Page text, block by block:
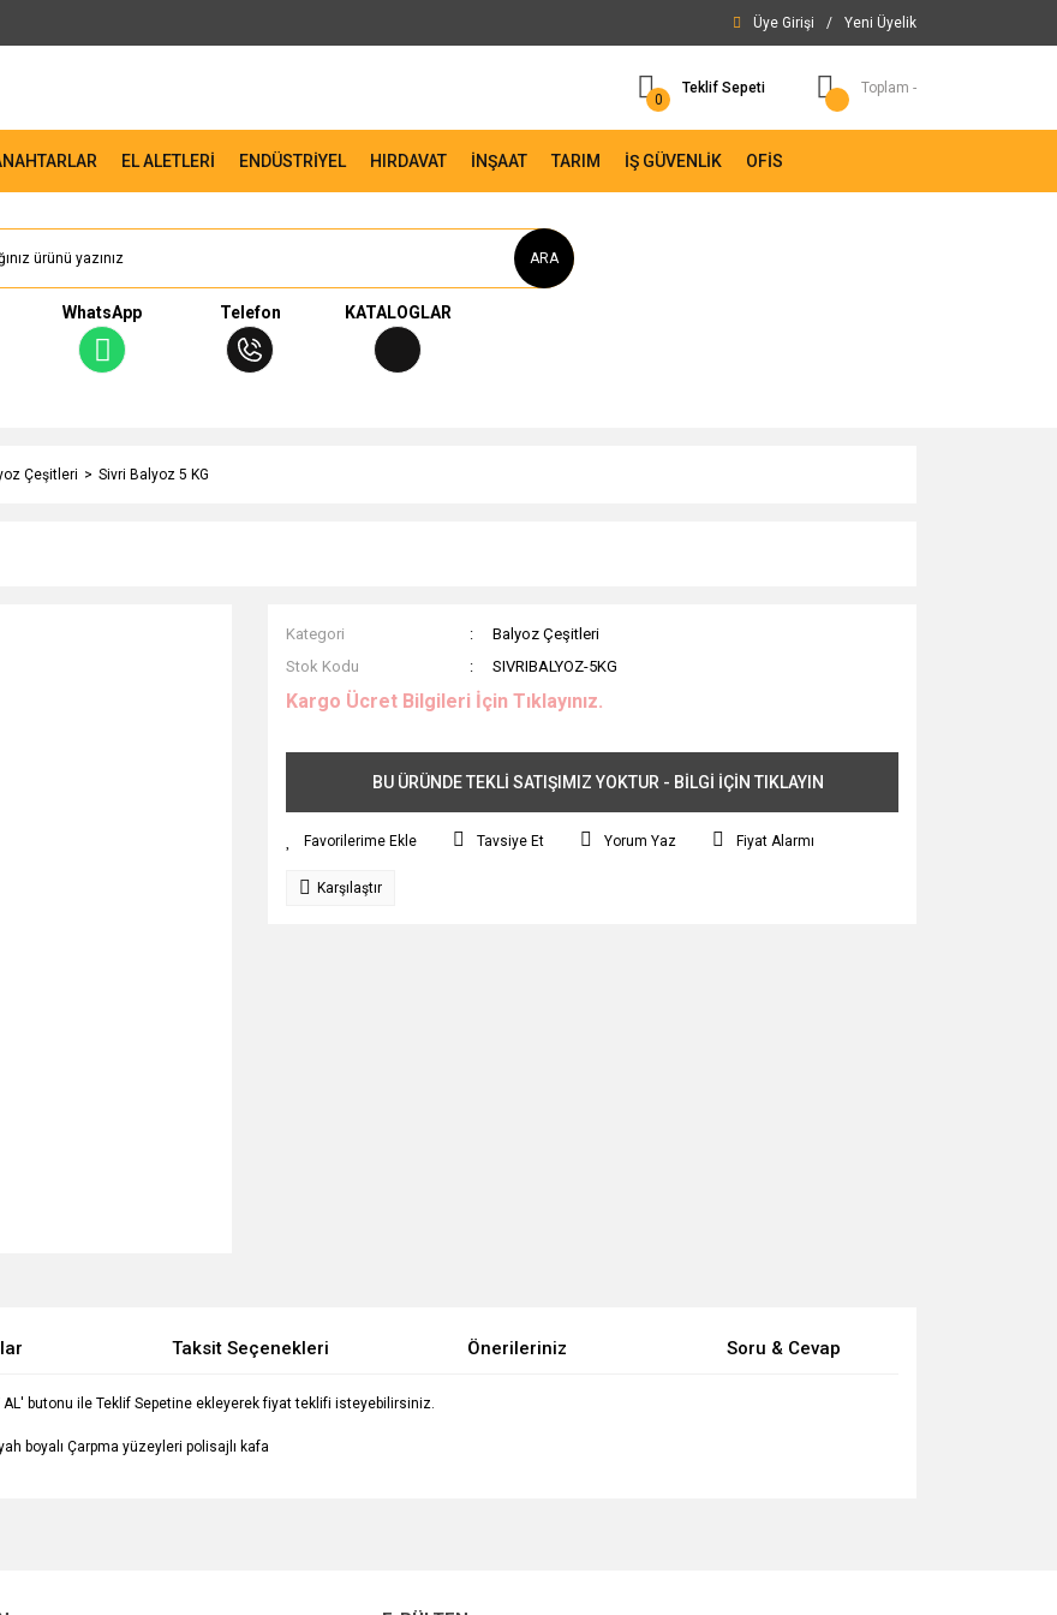
Üye Girişi / Yeni Üyelik
0
Teklif Sepeti Toplam -
EL ALETLERİ ENDÜSTRİYEL HIRDAVAT İNŞAAT TARIM İŞ GÜVENLİK OFİS
ARA
WhatsApp Telefon KATALOGLAR
Çeşitleri Sivri Balyoz 5 KG
Kategori
Balyoz Çeşitleri
Stok Kodu
SIVRIBALYOZ-5KG
Kargo Ücret Bilgileri İçin Tıklayınız.
BU ÜRÜNDE TEKLİ SATIŞIMIZ YOKTUR - BİLGİ İÇİN TIKLAYIN
Tavsiye Et Yorum Yaz Fiyat Alarmı
Karşılaştır
Taksit Seçenekleri Önerileriniz Soru & Cevap
butonu ile Teklif Sepetine ekleyerek fiyat teklifi isteyebilirsiniz.
boyalı Çarpma yüzeyleri polisajlı kafa